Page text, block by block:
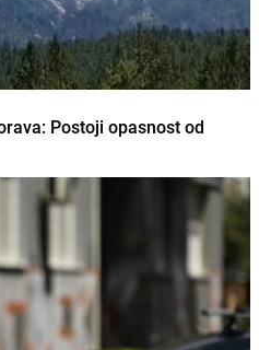
Postoji opasnost od